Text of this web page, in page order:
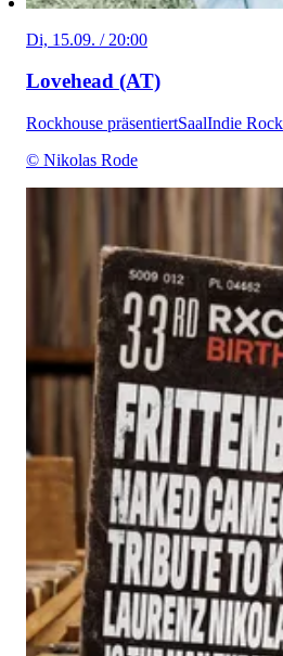
Di, 15.09. / 20:00
Lovehead (AT)
Rockhouse präsentiertSaalIndie Rock
© Nikolas Rode